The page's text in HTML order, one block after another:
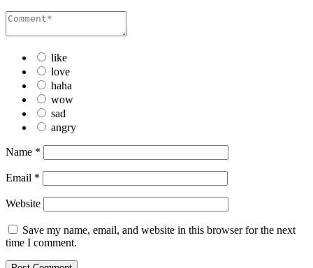
like
love
haha
wow
sad
angry
Name *
Email *
Website
Save my name, email, and website in this browser for the next
time I comment.